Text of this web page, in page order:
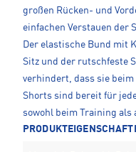
großen Rücken- und
einfachen Verstauen der
Der elastische Bund mit
Sitz und der rutschfeste
verhindert, dass sie
Shorts sind bereit für
sowohl beim Training als